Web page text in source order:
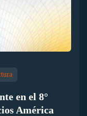
en el 8°
América